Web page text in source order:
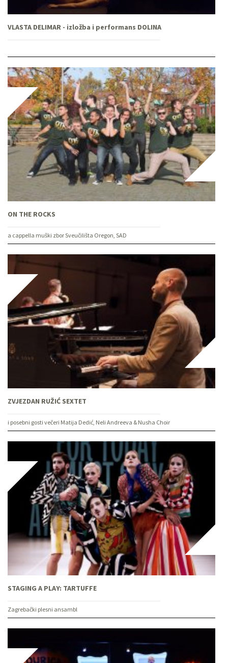
VLASTA DELIMAR - izložba i performans DOLINA
ON THE ROCKS
a cappella muški zbor Sveučilišta Oregon, SAD
ZVJEZDAN RUŽIĆ SEXTET
i posebni gosti večeri Matija Dedić, Neli Andreeva & Nusha Choir
STAGING A PLAY: TARTUFFE
Zagrebački plesni ansambl